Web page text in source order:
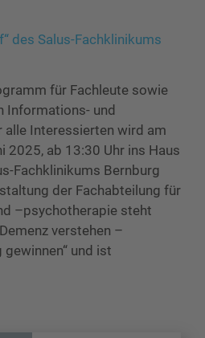
des Salus-Fachklinikums
für Fachleute sowie
Informations- und
Interessierten wird am
2025, ab 13:30 Uhr ins Haus
Fachklinikums Bernburg
der Fachabteilung für
–psychotherapie steht
verstehen –
und ist